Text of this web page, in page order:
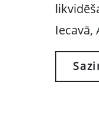
Iecavā,